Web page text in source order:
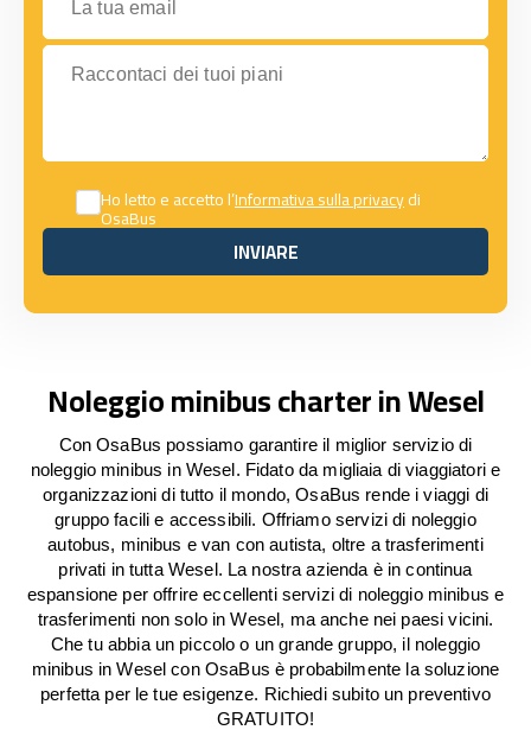
Raccontaci dei tuoi piani
Ho letto e accetto l’Informativa sulla privacydi
OsaBus
INVIARE
INVIARE
Noleggio minibus charter in Wesel
Con OsaBus possiamo garantire il miglior servizio di
noleggio minibus in Wesel. Fidato da migliaia di viaggiatori e
organizzazioni di tutto il mondo, OsaBus rende i viaggi di
gruppo facili e accessibili. Offriamo servizi di noleggio
autobus, minibus e van con autista, oltre a trasferimenti
privati in tutta Wesel. La nostra azienda è in continua
espansione per offrire eccellenti servizi di noleggio minibus e
trasferimenti non solo in Wesel, ma anche nei paesi vicini.
Che tu abbia un piccolo o un grande gruppo, il noleggio
minibus in Wesel con OsaBus è probabilmente la soluzione
perfetta per le tue esigenze. Richiedi subito un preventivo
GRATUITO!